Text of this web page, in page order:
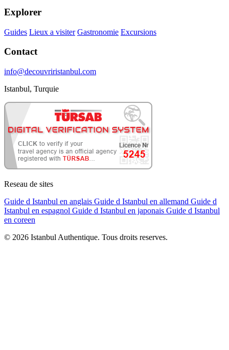
Explorer
Guides Lieux a visiter Gastronomie Excursions
Contact
info@decouvriristanbul.com
Istanbul, Turquie
Reseau de sites
Guide d Istanbul en anglais Guide d Istanbul en allemand Guide d
Istanbul en espagnol Guide d Istanbul en japonais Guide d Istanbul
en coreen
© 2026 Istanbul Authentique. Tous droits reserves.